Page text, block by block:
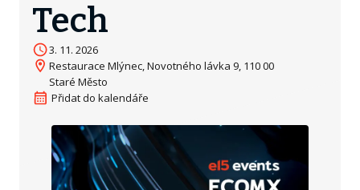
Tech
3. 11. 2026
Restaurace Mlýnec, Novotného lávka 9, 110 00
Staré Město